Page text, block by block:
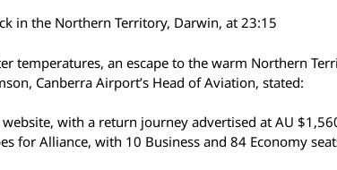
in the Northern Territory, Darwin, at 23:15
temperatures, an escape to the warm Northern
Canberra Airport’s Head of Aviation, stated:
with a return journey advertised at AU
for Alliance, with 10 Business and 84 Economy